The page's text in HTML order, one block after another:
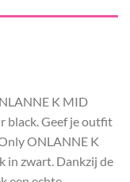
K MID
black. Geef je outfit
ONLANNE K
in zwart. Dankzij de